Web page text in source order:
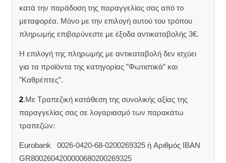
κατά την παράδοση της παραγγελίας σας από το
μεταφορέα. Μόνο με την επιλογή αυτού του τρόπου
πληρωμής επιβαρύνεστε με έξοδα αντικαταβολής 3€.
Η επιλογή της πληρωμής με αντικαταβολή δεν ισχύει
για τα προϊόντα της κατηγορίας ”Φωτιστικά” και
”Καθρέπτες”.
2.Με Τραπεζική κατάθεση της συνολικής αξίας της
παραγγελίας σας σε λογαριασμό των παρακάτω
τραπεζών:
Eurobank 0026-0420-68-0200269325 ή Aριθμός IBAN
GR8002604200000680200269325